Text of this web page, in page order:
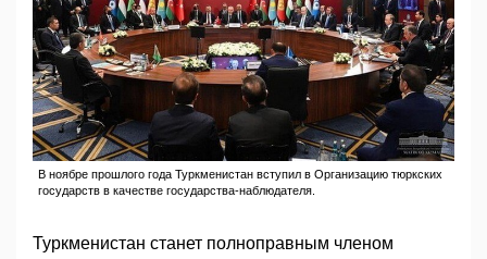
В ноябре прошлого года Туркменистан вступил в Организацию тюркских
государств в качестве государства-наблюдателя.
Туркменистан станет полноправным членом